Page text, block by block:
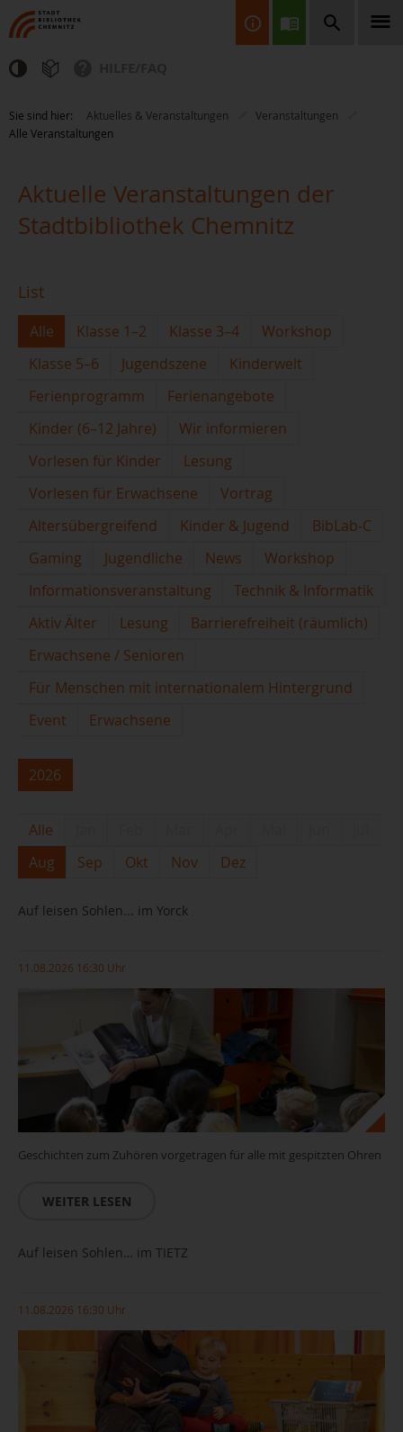
Finden Sie Informationen, Bücher, CDs & DVDs, Spiele, BluRays,
Zeitschriften und vieles mehr...
Sie sind hier: Aktuelles & Veranstaltungen
Veranstaltungen
Alle Veranstaltungen
Aktuelle Veranstaltungen der
Stadtbibliothek Chemnitz
List
Alle Klasse 1–2 Klasse 3–4
Workshop
Klasse 5–6
Jugendszene
Kinderwelt
Ferienprogramm
Ferienangebote
Kinder (6–12 Jahre)
Wir informieren
Vorlesen für Kinder
Lesung
Vorlesen für Erwachsene
Vortrag
Altersübergreifend
Kinder & Jugend
BibLab-C
Gaming
Jugendliche News
Workshop
Informationsveranstaltung
Technik & Informatik
Aktiv Älter
Lesung
Barrierefreiheit (räumlich)
Erwachsene / Senioren
Für Menschen mit internationalem Hintergrund
Event
Erwachsene
2026
Alle
Aug
Sep Okt Nov Dez
Auf leisen Sohlen... im Yorck
11.08.2026 16:30 Uhr
Geschichten zum Zuhören vorgetragen für alle mit gespitzten Ohren
WEITER LESEN
Auf leisen Sohlen… im TIETZ
11.08.2026 16:30 Uhr